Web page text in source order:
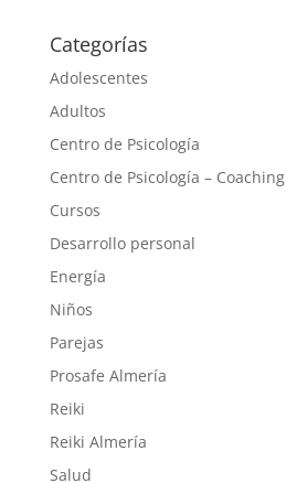
Categorías
Adolescentes
Adultos
Centro de Psicología
Centro de Psicología – Coaching
Cursos
Desarrollo personal
Energía
Niños
Parejas
Prosafe Almería
Reiki
Reiki Almería
Salud